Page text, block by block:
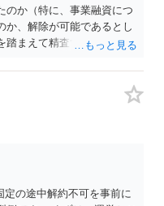
のか（特に、事業融資につ
か、解除が可能であるとし
踏まえて精査する必要がご
の途中解約不可を事前に